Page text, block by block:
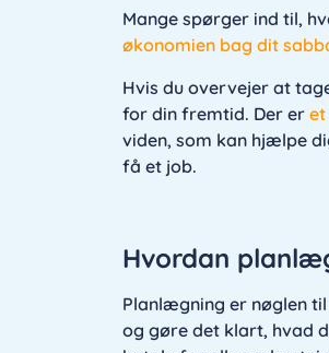
Mange spørger ind til,
økonomien bag dit
Hvis du overvejer at
for din fremtid. Der er
viden, som kan hjælpe
få et job.
Hvordan
Planlægning er nøglen
og gøre det klart, hvad